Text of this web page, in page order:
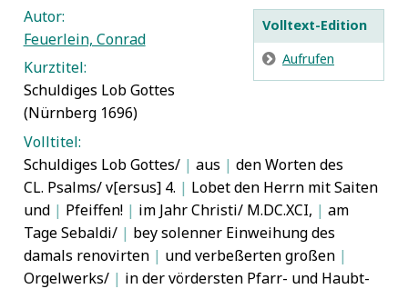
Volltext-Edition
E Aufrufen
Autor:
Feuerlein, Conrad
Kurztitel:
Schuldiges Lob Gottes
(Nürnberg 1696)
Volltitel:
Schuldiges Lob Gottes/ | aus | den Worten des
CL. Psalms/ v[ersus] 4. | Lobet den Herrn mit Saiten
und | Pfeiffen! | im Jahr Christi/ M.DC.XCI, | am
Tage Sebaldi/ | bey solenner Einweihung des
damals renovirten | und verbeßerten großen |
Orgelwerks/ | in der vördersten Pfarr- und Haubt-